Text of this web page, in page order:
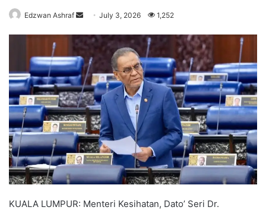
Edzwan Ashraf
d
a
n
e
m
a
i
l
July 3, 2026 1,252
KUALA LUMPUR: Menteri Kesihatan, Dato’ Seri Dr.